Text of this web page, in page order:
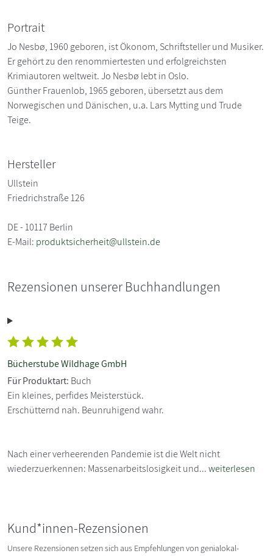
Portrait
Jo Nesbø, 1960 geboren, ist Ökonom, Schriftsteller und Musiker.
Er gehört zu den renommiertesten und erfolgreichsten
Krimiautoren weltweit. Jo Nesbø lebt in Oslo.
Günther Frauenlob, 1965 geboren, übersetzt aus dem
Norwegischen und Dänischen, u.a. Lars Mytting und Trude
Teige.
Hersteller
Ullstein
Friedrichstraße 126
DE - 10117 Berlin
E-Mail: produktsicherheit@ullstein.de
Rezensionen unserer Buchhandlungen
Bücherstube Wildhage GmbH
Für Produktart: Buch
Ein kleines, perfides Meisterstück.
Erschütternd nah. Beunruhigend wahr.
Nach einer verheerenden Pandemie ist die Welt nicht
wiederzuerkennen: Massenarbeitslosigkeit und...weiterlesen
Kund*innen-Rezensionen
Unsere Rezensionen setzen sich aus Empfehlungen von genialokal-